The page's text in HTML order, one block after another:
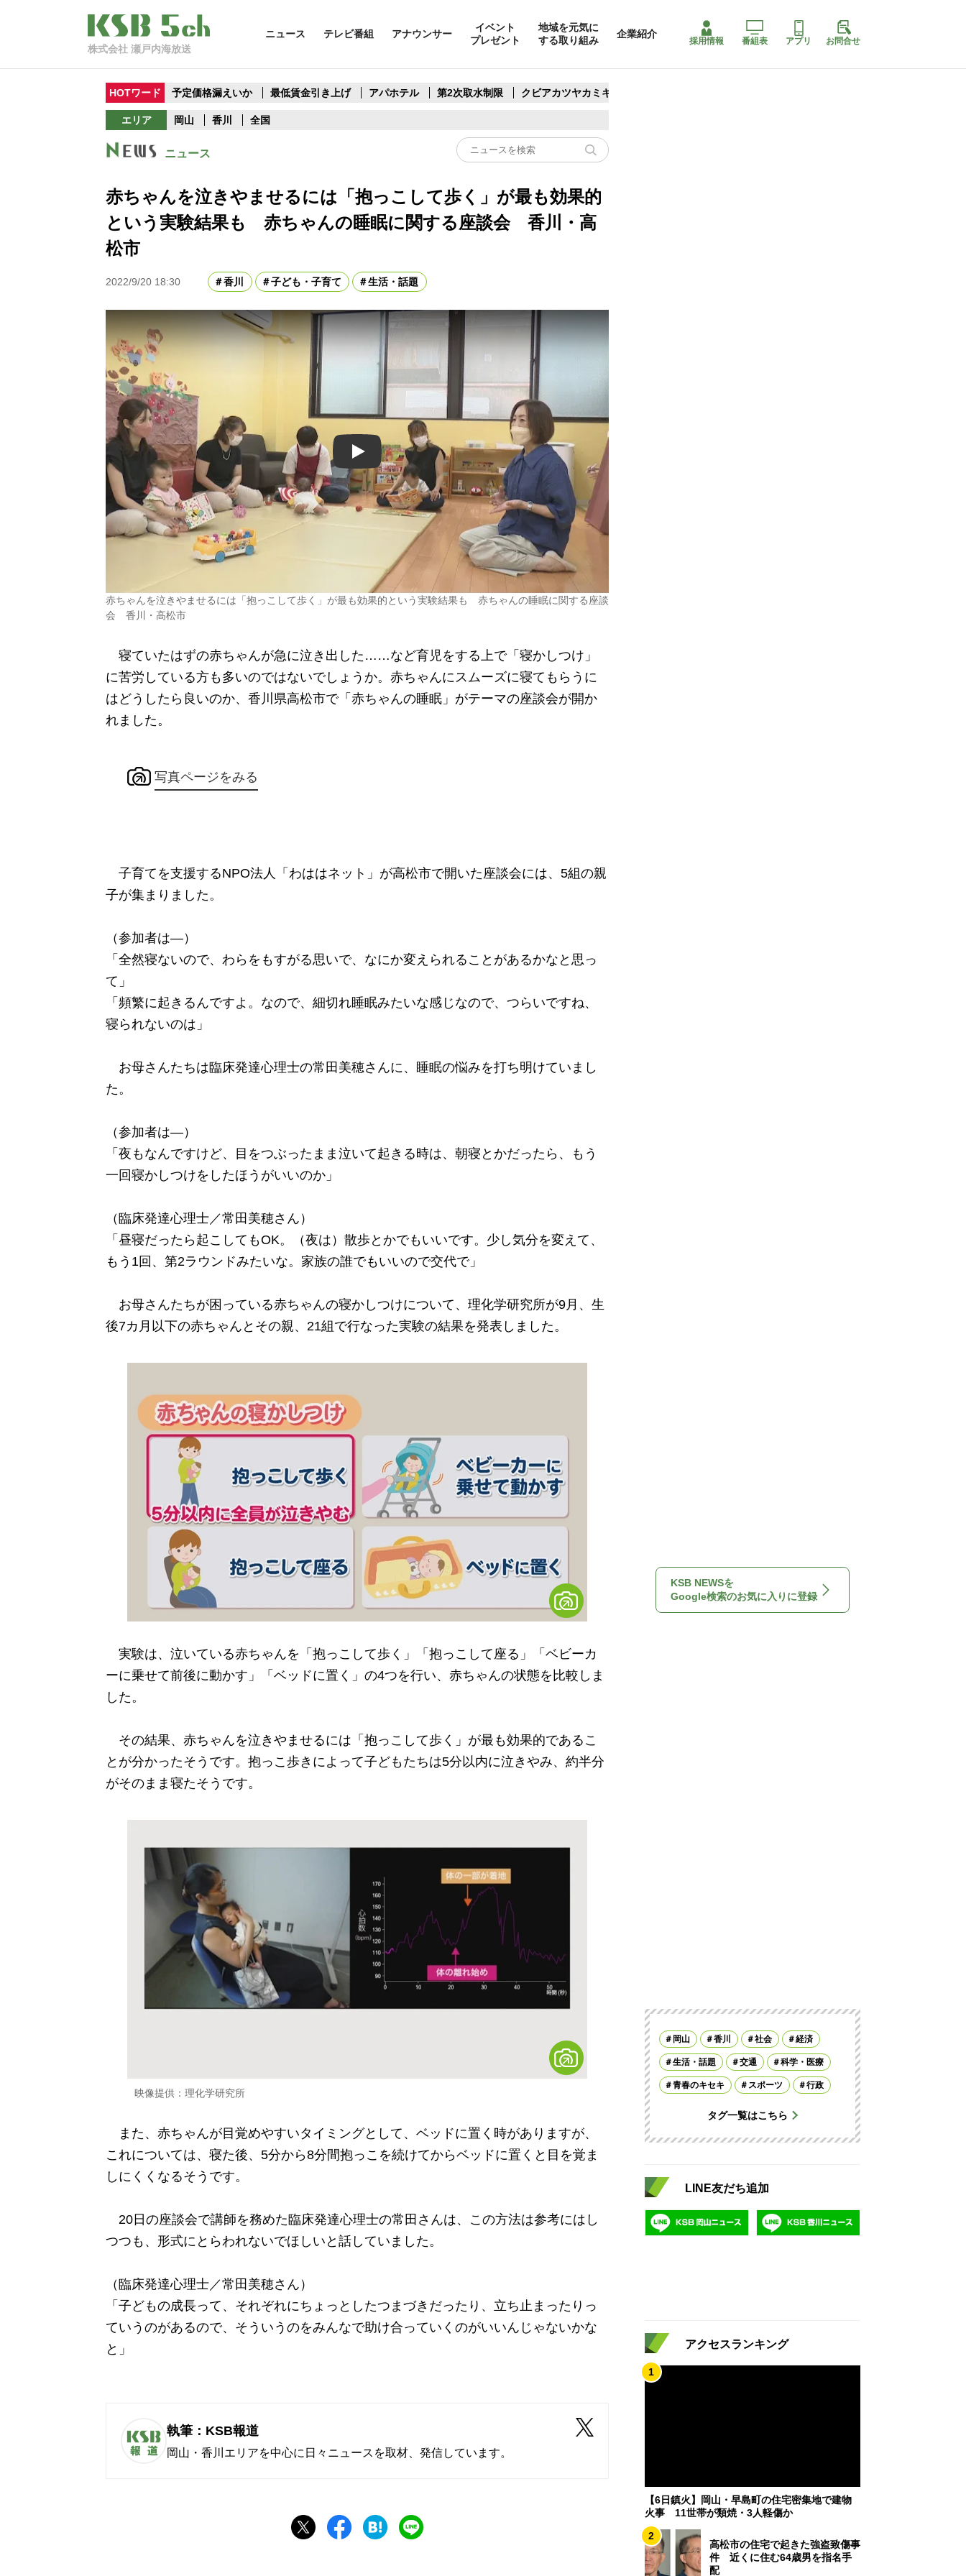
株式会社 瀬戸内海放送
ニュース テレビ番組 アナウンサー
イベント
プレゼント
地域を元気に
する取り組み
企業紹介
採用情報 番組表 アプリ お問合せ
HOTワード 予定価格漏えいか 最低賃金引き上げ アパホテル 第2次取水制限 クビアカツヤカミキリ
エリア 岡山 香川 全国
ニュース
赤ちゃんを泣きやませるには「抱っこして歩く」が最も効果的
という実験結果も 赤ちゃんの睡眠に関する座談会 香川・高
松市
2022/9/20 18:30 香川 子ども・子育て 生活・話題
Play
赤ちゃんを泣きやませるには「抱っこして歩く」が最も効果的という実験結果も 赤ちゃんの睡眠に関する座談
会 香川・高松市
寝ていたはずの赤ちゃんが急に泣き出した……など育児をする上で「寝かしつけ」
に苦労している方も多いのではないでしょうか。赤ちゃんにスムーズに寝てもらうに
はどうしたら良いのか、香川県高松市で「赤ちゃんの睡眠」がテーマの座談会が開か
れました。
写真ページをみる
子育てを支援するNPO法人「わははネット」が高松市で開いた座談会には、5組の親
子が集まりました。
（参加者は―）
「全然寝ないので、わらをもすがる思いで、なにか変えられることがあるかなと思っ
て」
「頻繁に起きるんですよ。なので、細切れ睡眠みたいな感じなので、つらいですね、
寝られないのは」
お母さんたちは臨床発達心理士の常田美穂さんに、睡眠の悩みを打ち明けていまし
た。
（参加者は―）
「夜もなんですけど、目をつぶったまま泣いて起きる時は、朝寝とかだったら、もう
一回寝かしつけをしたほうがいいのか」
（臨床発達心理士／常田美穂さん）
「昼寝だったら起こしてもOK。（夜は）散歩とかでもいいです。少し気分を変えて、
もう1回、第2ラウンドみたいな。家族の誰でもいいので交代で」
お母さんたちが困っている赤ちゃんの寝かしつけについて、理化学研究所が9月、生
後7カ月以下の赤ちゃんとその親、21組で行なった実験の結果を発表しました。
実験は、泣いている赤ちゃんを「抱っこして歩く」「抱っこして座る」「ベビーカ
ーに乗せて前後に動かす」「ベッドに置く」の4つを行い、赤ちゃんの状態を比較しま
した。
その結果、赤ちゃんを泣きやませるには「抱っこして歩く」が最も効果的であるこ
とが分かったそうです。抱っこ歩きによって子どもたちは5分以内に泣きやみ、約半分
がそのまま寝たそうです。
映像提供：理化学研究所
また、赤ちゃんが目覚めやすいタイミングとして、ベッドに置く時がありますが、
これについては、寝た後、5分から8分間抱っこを続けてからベッドに置くと目を覚ま
しにくくなるそうです。
20日の座談会で講師を務めた臨床発達心理士の常田さんは、この方法は参考にはし
つつも、形式にとらわれないでほしいと話していました。
（臨床発達心理士／常田美穂さん）
「子どもの成長って、それぞれにちょっとしたつまづきだったり、立ち止まったりっ
ていうのがあるので、そういうのをみんなで助け合っていくのがいいんじゃないかな
と」
執筆：KSB報道
岡山・香川エリアを中心に日々ニュースを取材、発信しています。
KSB NEWSを
Google検索のお気に入りに登録
岡山 香川 社会 経済
生活・話題 交通 科学・医療
青春のキセキ スポーツ 行政
タグ一覧はこちら
LINE友だち追加
アクセスランキング
1
【6日鎮火】岡山・早島町の住宅密集地で建物
火事 11世帯が類焼・3人軽傷か
2
高松市の住宅で起きた強盗致傷事
件 近くに住む64歳男を指名手
配